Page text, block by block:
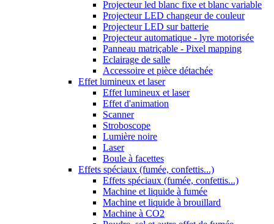
Projecteur led blanc fixe et blanc variable
Projecteur LED changeur de couleur
Projecteur LED sur batterie
Projecteur automatique - lyre motorisée
Panneau matriçable - Pixel mapping
Eclairage de salle
Accessoire et pièce détachée
Effet lumineux et laser
Effet lumineux et laser
Effet d'animation
Scanner
Stroboscope
Lumière noire
Laser
Boule à facettes
Effets spéciaux (fumée, confettis...)
Effets spéciaux (fumée, confettis...)
Machine et liquide à fumée
Machine et liquide à brouillard
Machine à CO2